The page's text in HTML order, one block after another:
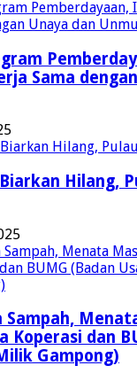
Sama
Biarkan Hilang,
Sampah,
Koperasi dan
Gampong)